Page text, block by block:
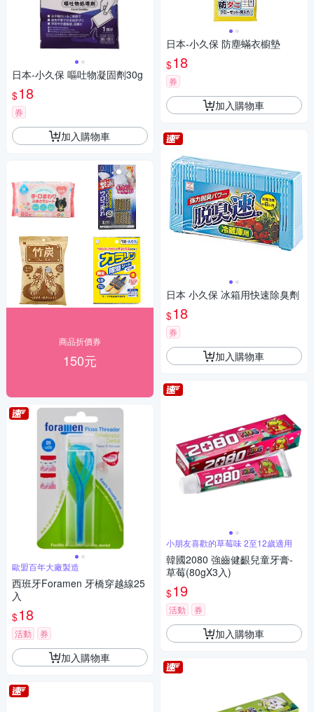
日本-小久保 嘔吐物凝固劑30g
$18
券
加入購物車
商品折價券
150元
歐盟百年大廠製造
西班牙Foramen 牙橋穿越線25
入
$18
活動 券
加入購物車
日本-小久保 防塵蟎衣櫥墊
$18
券
加入購物車
日本 小久保 冰箱用快速除臭劑
$18
券
加入購物車
小朋友喜歡的草莓味 2至12歲適用
韓國2080 強齒健齦兒童牙膏-
草莓(80gX3入)
$19
活動 券
加入購物車